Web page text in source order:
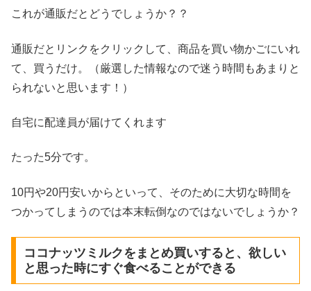
これが通販だとどうでしょうか？？
通販だとリンクをクリックして、商品を買い物かごにいれ
て、買うだけ。（厳選した情報なので迷う時間もあまりと
られないと思います！ ）
自宅に配達員が届けてくれます
たった5分です。
10円や20円安いからといって、そのために大切な時間を
つかってしまうのでは本末転倒なのではないでしょうか？
ココナッツミルクをまとめ買いすると、欲しい
と思った時にすぐ食べることができる